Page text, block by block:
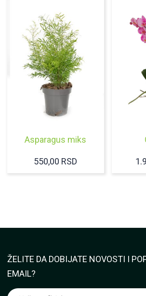
Asparagus miks
550,00 RSD
ŽELITE DA DOBIJATE NOVOSTI I
EMAIL?